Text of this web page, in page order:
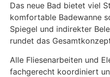
Das neue Bad bietet viel
komfortable Badewanne
Spiegel und indirekter
rundet das
Alle Fliesenarbeiten und
fachgerecht koordiniert